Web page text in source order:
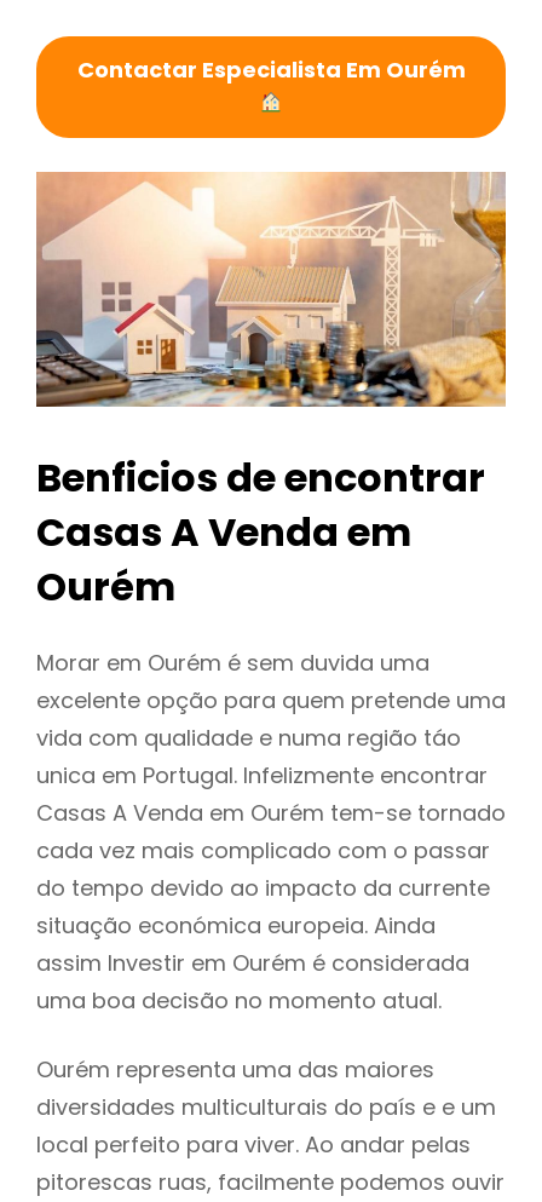
Contactar Especialista Em Ourém
Benficios de encontrar
Casas A Venda em
Ourém
Morar em Ourém é sem duvida uma
excelente opção para quem pretende uma
vida com qualidade e numa região táo
unica em Portugal. Infelizmente encontrar
Casas A Venda em Ourém tem-se tornado
cada vez mais complicado com o passar
do tempo devido ao impacto da currente
situação económica europeia. Ainda
assim Investir em Ourém é considerada
uma boa decisão no momento atual.
Ourém representa uma das maiores
diversidades multiculturais do país e e um
local perfeito para viver. Ao andar pelas
pitorescas ruas, facilmente podemos ouvir